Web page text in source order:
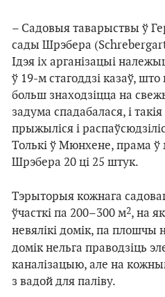
– Садовыя таварыствы ў
сады Шрэбера
Ідэя іх арганізацыі
ў 19-м стагоддзі казаў,
больш знаходзіцца на
задума спадабалася, і
прыжыліся і
Толькі ў Мюнхене, прама ў
Шрэбера 20 ці 25 штук.
Тэрыторыя кожнага
ўчасткі па 200–300 м2, на
невялікі домік, па плошчы
домік нельга праводзіць
каналізацыю, але на
з вадой для паліву.